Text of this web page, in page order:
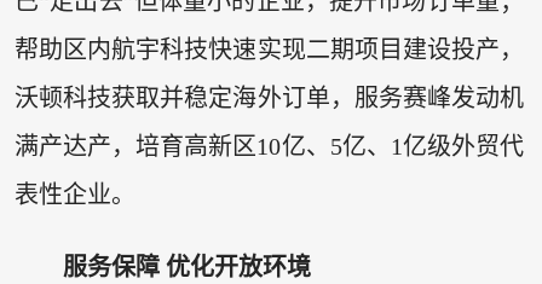
帮助区内航宇科技快速实现二期项目建设投产，
沃顿科技获取并稳定海外订单，服务赛峰发动机
满产达产，培育高新区10亿、5亿、1亿级外贸代
表性企业。
服务保障 优化开放环境